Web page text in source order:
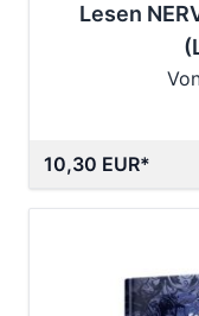
Lesen
10,30 EUR